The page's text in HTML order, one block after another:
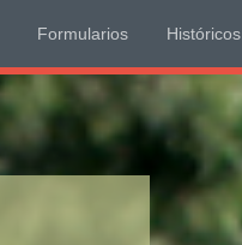
Formularios Históricos